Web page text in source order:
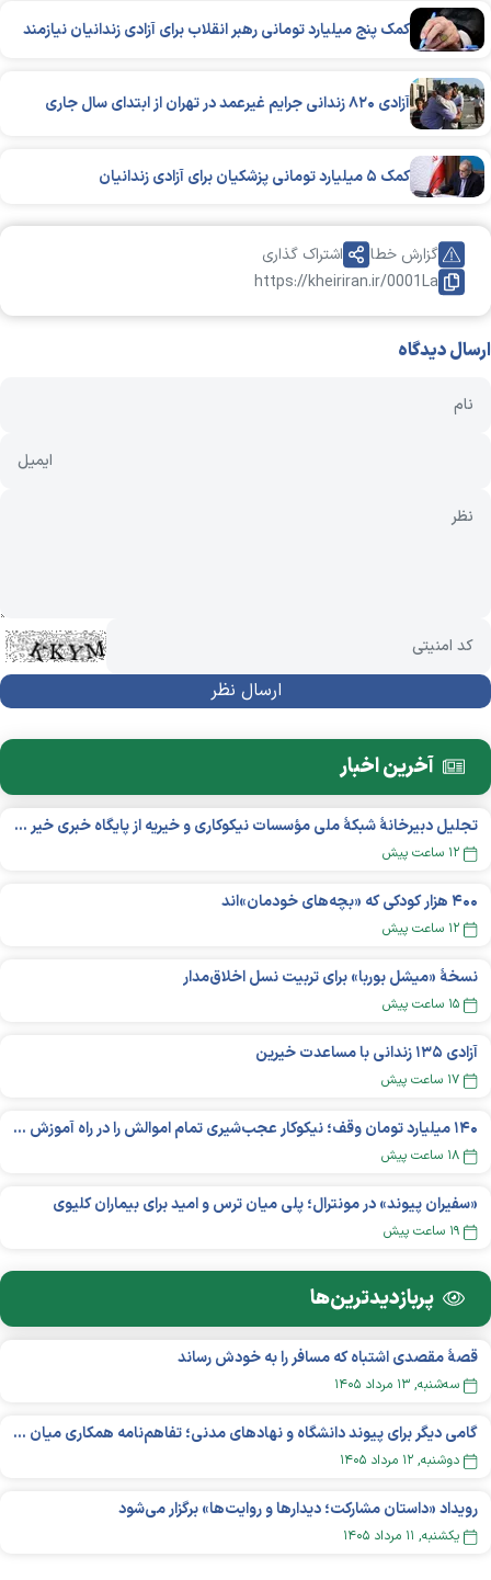
کمک پنج میلیارد تومانی رهبر انقلاب برای آزادی زندانیان نیازمند
آزادی ۸۲۰ زندانی جرایم غیرعمد در تهران از ابتدای سال جاری
کمک ۵ میلیارد تومانی پزشکیان برای آزادی زندانیان
https://kheiriran.ir/0001La
گزارش خطا اشتراک گذاری
ارسال دیدگاه
آخرین اخبار
تجلیل دبیرخانۀ شبکۀ ملی مؤسسات نیکوکاری و خیریه از پایگاه خبری خیر ایران
۱۲ ساعت پیش
۴۰۰ هزار کودکی که «بچه‌های خودمان»‌اند
۱۲ ساعت پیش
نسخهٔ «میشل بوربا» برای تربیت نسل اخلاق‌مدار
۱۵ ساعت پیش
آزادی ۱۳۵ زندانی با مساعدت خیرین
۱۷ ساعت پیش
۱۴۰ میلیارد تومان وقف؛ نیکوکار عجب‌شیری تمام اموالش را در راه آموزش بخشید
۱۸ ساعت پیش
«سفیران پیوند» در مونترال؛ پلی میان ترس و امید برای بیماران کلیوی
۱۹ ساعت پیش
پربازدید‌ترین‌ها
قصهٔ مقصدی اشتباه که مسافر را به خودش رساند
سه‌شنبه, ۱۳ مرداد ۱۴۰۵
گامی دیگر برای پیوند دانشگاه و نهادهای مدنی؛ تفاهم‌نامه همکاری میان «شبکه ملی» و «دانشگاه هنر ایران» منعقد شد
دوشنبه, ۱۲ مرداد ۱۴۰۵
رویداد «داستان مشارکت؛ دیدار‌ها و روایت‌ها» برگزار می‌شود
يکشنبه, ۱۱ مرداد ۱۴۰۵